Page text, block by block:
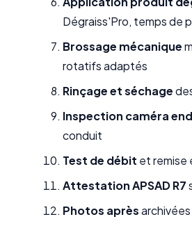
Dégraiss'Pro, temps de
Brossage mécanique
rotatifs adaptés
Rinçage et séchage
Inspection caméra
conduit
Test de débit et remise
Attestation APSAD R7
Photos après